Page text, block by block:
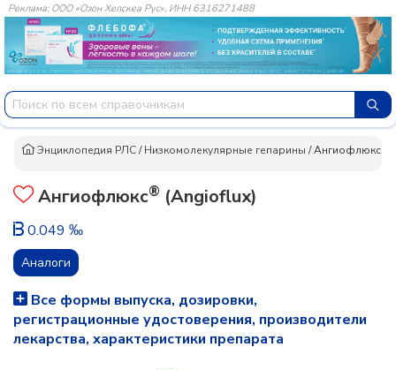
Реклама: ООО «Озон Хелскеа Рус», ИНН 6316271488
Энциклопедия РЛС/Низкомолекулярные гепарины /Ангиофлюкс®
Ангиофлюкс® (Angioflux)
0.049 ‰
Аналоги
Все формы выпуска, дозировки,
регистрационные удостоверения, производители
лекарства, характеристики препарата